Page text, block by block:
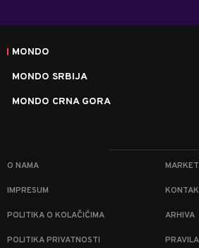
MONDO
MONDO SRBIJA
MONDO CRNA GORA
O NAMA
IMPRESUM
POLITIKA O KOLAČIĆIMA ARHIVA
POLITIKA PRIVATNOSTI